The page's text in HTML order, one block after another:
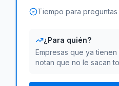
Tiempo para
¿Para quién?
Empresas que ya
notan que no le sacan